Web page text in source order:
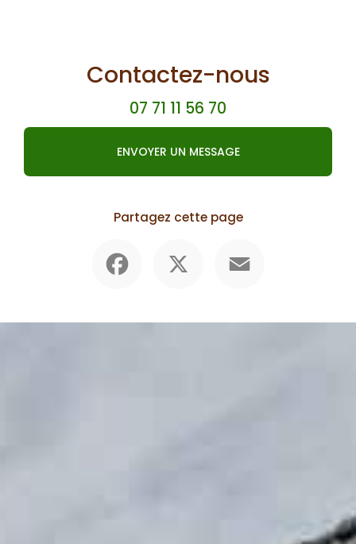
Contactez-nous
07 71 11 56 70
ENVOYER UN MESSAGE
Partagez cette page